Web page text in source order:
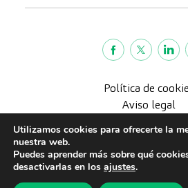
CreuBlanca ©
Política de
Aviso legal
Política de
Utilizamos cookies para ofrecerte la
nuestra web.
Puedes aprender más sobre qué
desactivarlas en los ajustes.